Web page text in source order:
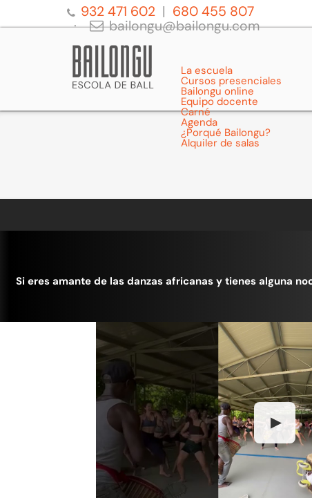
932 471 602
680 455 807
bailongu@bailongu.com
La escuela
Cursos presenciales
Bailongu online
Equipo docente
Carné
Agenda
¿Porqué Bailongu?
Alquiler de salas
Si eres amante de las danzas africanas y tienes alguna
▶